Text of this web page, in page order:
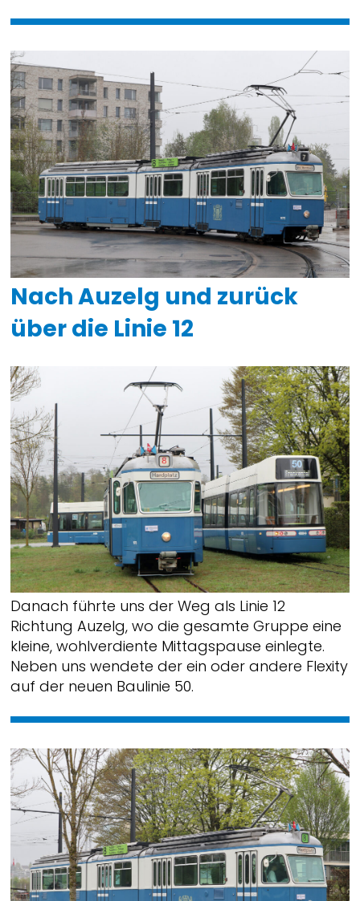
Nach Auzelg und zurück
über die Linie 12
Danach führte uns der Weg als Linie 12
Richtung Auzelg, wo die gesamte Gruppe eine
kleine, wohlverdiente Mittagspause einlegte.
Neben uns wendete der ein oder andere Flexity
auf der neuen Baulinie 50.